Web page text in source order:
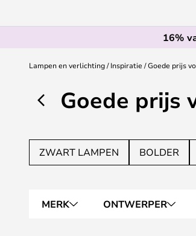
16%
Lampen en verlichting Inspiratie Goede prijs
Goede prijs
ZWART LAMPEN BOLDER
MERK ONTWERPER